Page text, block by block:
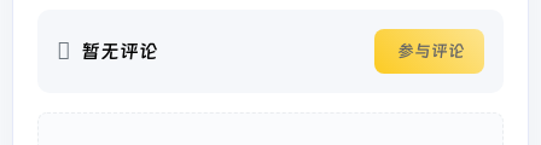
暂无评论 参与评论